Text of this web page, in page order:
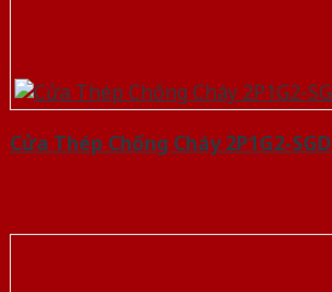
Cửa Thép Chống Cháy 2P1G2-SGD